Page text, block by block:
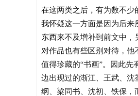
在这两类之后，有为数不少
我怀疑这一方面是因为后来
东西来不及增补到前文中，
对作品也有些区别对待，他
值得珍藏的“书画”。因此先
边出现过的渐江、王武、沈
纲、梁同书、沈初、铁保，